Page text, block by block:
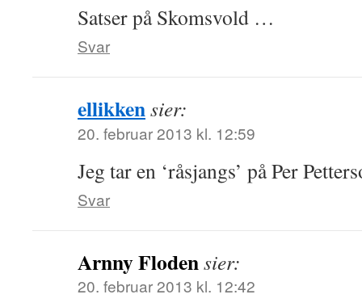
Satser på Skomsvold …
Svar
ellikkensier:
20. februar 2013 kl. 12:59
Jeg tar en ‘råsjangs’ på Per
Svar
Arnny Flodensier:
20. februar 2013 kl. 12:42